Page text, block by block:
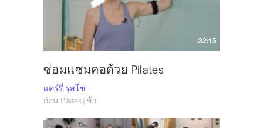
32:15
ซ่อมแซมคอด้วย Pilates
แคร์รี่ รุสโซ
ก่อน Pilates | ช้า